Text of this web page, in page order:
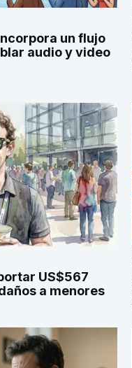
un flujo
audio y video
US$567
a menores